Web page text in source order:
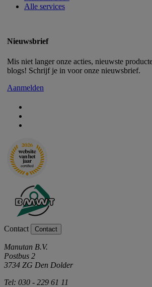
Alle services
Nieuwsbrief
Mis niet langer onze acties, nieuwste
blogs! Schrijf je in voor onze nieuwsbrief.
Aanmelden
Contact Contact
Manutan B.V.
Postbus 2
3734 ZG Den Dolder
Tel: 030 - 229 61 11